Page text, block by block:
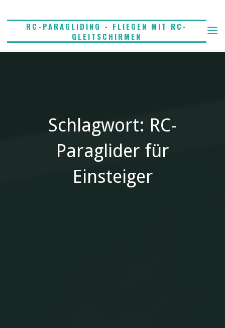
RC-PARAGLIDING - FLIEGEN MIT RC-
GLEITSCHIRMEN
Schlagwort: RC-
Paraglider für
Einsteiger